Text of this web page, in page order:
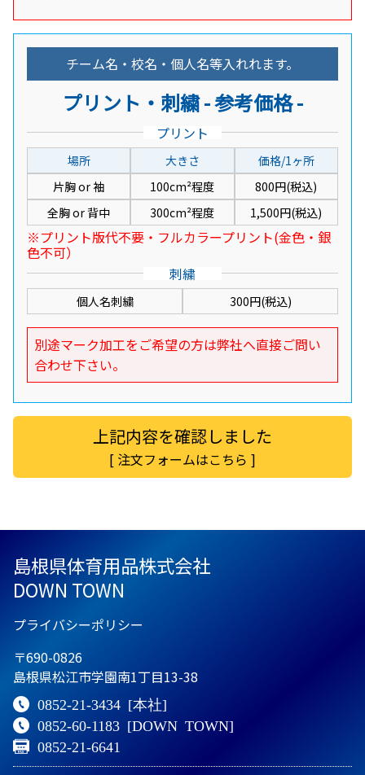
チーム名・校名・個人名等入れれます。
プリント・刺繍 - 参考価格 -
プリント
場所 大きさ
価格/1ヶ所
片胸 or 袖
100cm²程度
800円(税込)
全胸 or 背中
300cm²程度 1,500円(税込)
※プリント版代不要・フルカラープリント(金色・銀
色不可）
刺繍
個人名刺繍 300円(税込)
別途マーク加工をご希望の方は弊社へ直接ご問い
合わせ下さい。
[ 注文フォームはこちら ]
島根県体育用品株式会社
DOWN TOWN
プライバシーポリシー
〒690-0826
島根県松江市学園南1丁目13-38
0852-21-3434 [本社]
0852-60-1183 [DOWN TOWN]
0852-21-6641